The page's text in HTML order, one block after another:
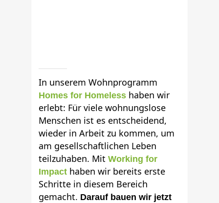
In unserem Wohnprogramm
Homes for Homeless haben wir
erlebt: Für viele wohnungslose
Menschen ist es entscheidend,
wieder in Arbeit zu kommen, um
am gesellschaftlichen Leben
teilzuhaben. MitWorking for
Impact haben wir bereits erste
Schritte in diesem Bereich
gemacht. Darauf bauen wir jetzt